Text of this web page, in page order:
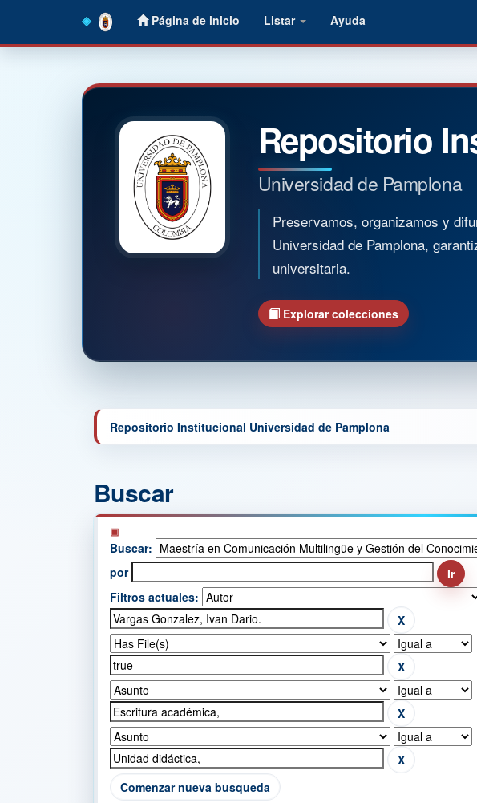
Página de inicio Listar Ayuda
Repositorio
Universidad de Pamplona
Preservamos, organizamos y
Universidad de Pamplona,
universitaria.
Explorar colecciones
Repositorio Institucional Universidad de Pamplona
Buscar
Buscar:
por
Filtros actuales:
Comenzar nueva busqueda